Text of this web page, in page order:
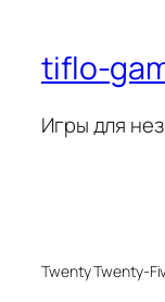
tiflo-
Игры для
Twenty Twenty-